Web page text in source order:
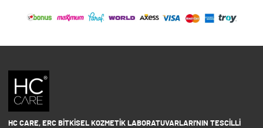
HC CARE, ERC BITKISEL KOZMETIK LABORATUVARLARI'NIN TESCILLI